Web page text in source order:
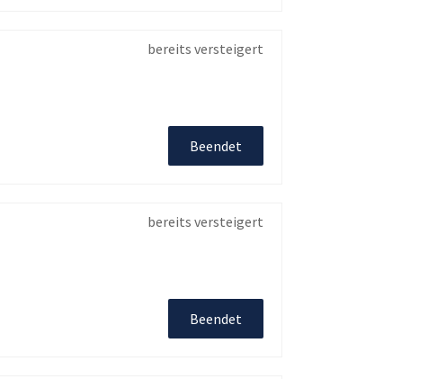
bereits versteigert
Beendet
bereits versteigert
Beendet